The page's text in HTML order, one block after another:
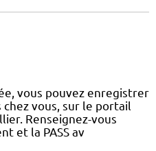
vous pouvez enregistrer
vous, sur le portail
Renseignez-vous
et la PASS av